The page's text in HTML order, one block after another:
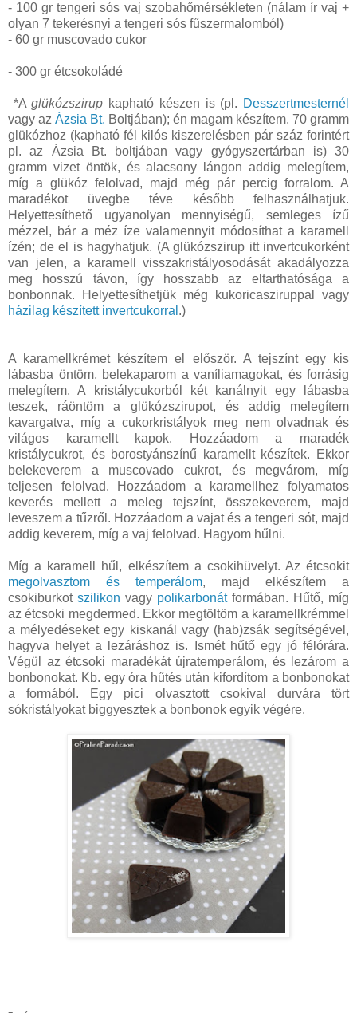
- 100 gr tengeri sós vaj szobahőmérsékleten (nálam ír vaj +
olyan 7 tekerésnyi a tengeri sós fűszermalomból)
- 60 gr muscovado cukor
- 300 gr étcsokoládé
*Aglükózszirup kapható készen is (pl. Desszertmesternél
vagy az Ázsia Bt. Boltjában); én magam készítem. 70 gramm
glükózhoz (kapható fél kilós kiszerelésben pár száz forintért
pl. az Ázsia Bt. boltjában vagy gyógyszertárban is) 30
gramm vizet öntök, és alacsony lángon addig melegítem,
míg a glükóz felolvad, majd még pár percig forralom. A
maradékot üvegbe téve később felhasználhatjuk.
Helyettesíthető ugyanolyan mennyiségű, semleges ízű
mézzel, bár a méz íze valamennyit módosíthat a karamell
ízén; de el is hagyhatjuk. (A glükózszirup itt invertcukorként
van jelen, a karamell visszakristályosodását akadályozza
meg hosszú távon, így hosszabb az eltarthatósága a
bonbonnak. Helyettesíthetjük még kukoricasziruppal vagy
házilag készített invertcukorral .)
A karamellkrémet készítem el először. A tejszínt egy kis
lábasba öntöm, belekaparom a vaníliamagokat, és forrásig
melegítem. A kristálycukorból két kanálnyit egy lábasba
teszek, ráöntöm a glükózszirupot, és addig melegítem
kavargatva, míg a cukorkristályok meg nem olvadnak és
világos karamellt kapok. Hozzáadom a maradék
kristálycukrot, és borostyánszínű karamellt készítek. Ekkor
belekeverem a muscovado cukrot, és megvárom, míg
teljesen felolvad. Hozzáadom a karamellhez folyamatos
keverés mellett a meleg tejszínt, összekeverem, majd
leveszem a tűzről. Hozzáadom a vajat és a tengeri sót, majd
addig keverem, míg a vaj felolvad. Hagyom hűlni.
Míg a karamell hűl, elkészítem a csokihüvelyt. Az étcsokit
megolvasztom és temperálom, majd elkészítem a
csokiburkot szilikon vagy polikarbonátformában. Hűtő, míg
az étcsoki megdermed. Ekkor megtöltöm a karamellkrémmel
a mélyedéseket egy kiskanál vagy (hab)zsák segítségével,
hagyva helyet a lezáráshoz is. Ismét hűtő egy jó félórára.
Végül az étcsoki maradékát újratemperálom, és lezárom a
bonbonokat. Kb. egy óra hűtés után kifordítom a bonbonokat
a formából. Egy pici olvasztott csokival durvára tört
sókristályokat biggyesztek a bonbonok egyik végére.